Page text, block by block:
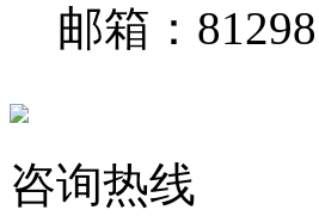
邮箱：
咨询热线